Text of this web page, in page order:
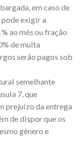
em caso de
exigir a
ao mês ou fração
de multa
serão pagos sob
semelhante
7, que
prejuízo da entrega
de dispor que os
gênero e